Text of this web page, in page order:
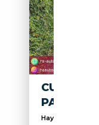
CUPRA
Hayon arrière